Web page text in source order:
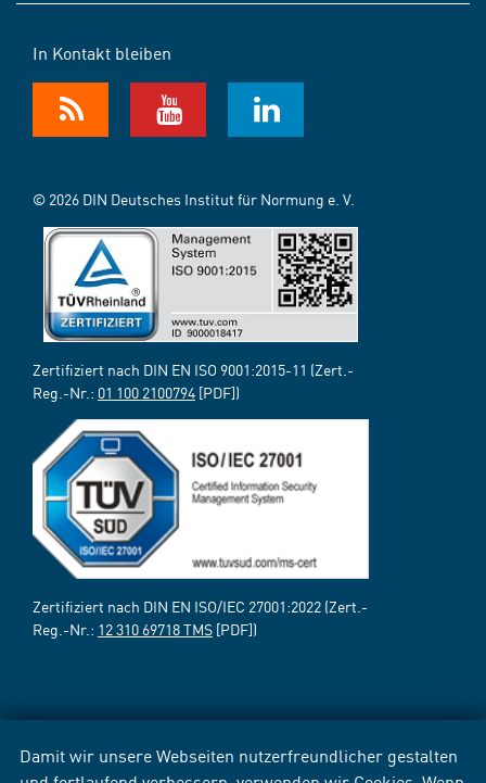
Damit wir unsere Webseiten nutzerfreundlicher gestalten
In Kontakt bleiben
© 2026 DIN Deutsches Institut für Normung e. V.
Zertifiziert nach DIN EN ISO 9001:2015-11 (Zert.-
Reg.-Nr.: 01 100 2100794 [PDF])
Zertifiziert nach DIN EN ISO/IEC 27001:2022 (Zert.-
Reg.-Nr.: 12 310 69718 TMS [PDF])